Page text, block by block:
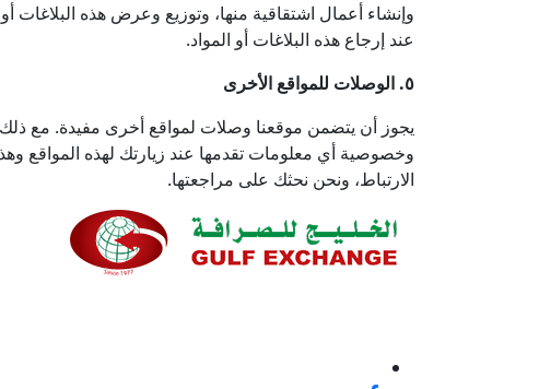
وإنشاء أعمال اشتقاقية منها، وتوزيع وعرض هذه البلاغات
عند إرجاع هذه البلاغات أو المواد.
٥. الوصلات للمواقع الأخرى
يجوز أن يتضمن موقعنا وصلات لمواقع أخرى مفيدة. مع
وخصوصية أي معلومات تقدمها عند زيارتك لهذه المواقع
الارتباط، ونحن نحثك على مراجعتها.